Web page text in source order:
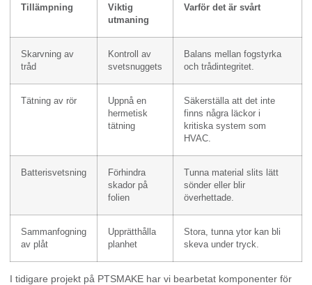
Tillämpning
Viktig
utmaning
Varför det är svårt
Skarvning av
tråd
Kontroll av
svetsnuggets
Balans mellan fogstyrka
och trådintegritet.
Tätning av rör
Uppnå en
hermetisk
tätning
Säkerställa att det inte
finns några läckor i
kritiska system som
HVAC.
Batterisvetsning
Förhindra
skador på
folien
Tunna material slits lätt
sönder eller blir
överhettade.
Sammanfogning
av plåt
Upprätthålla
planhet
Stora, tunna ytor kan bli
skeva under tryck.
I tidigare projekt på PTSMAKE har vi bearbetat komponenter för